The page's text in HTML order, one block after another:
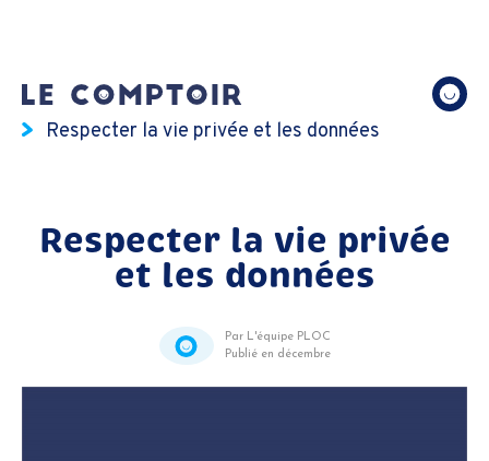
Respecter la vie privée et les données
Respecter la vie privée
et les données
Par L'équipe PLOC
Publié en décembre